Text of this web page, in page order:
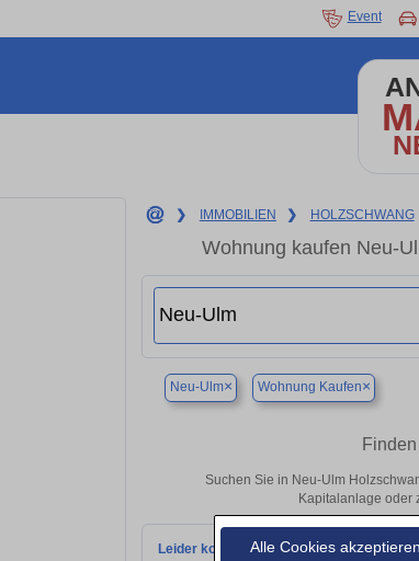
Alle Cookies akzeptieren
Event
❯ IMMOBILIEN ❯ HOLZSCHWANG
Wohnung kaufen Neu-
Neu-Ulm× Wohnung Kaufen×
Suchen Sie in Neu-Ulm
Kapitalanlage oder
Leider konnten wir derzeit keine